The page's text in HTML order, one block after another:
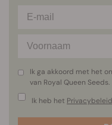
Ik ga akkoord met het
van Royal Queen Seeds.
Ik heb het Privacybeleid